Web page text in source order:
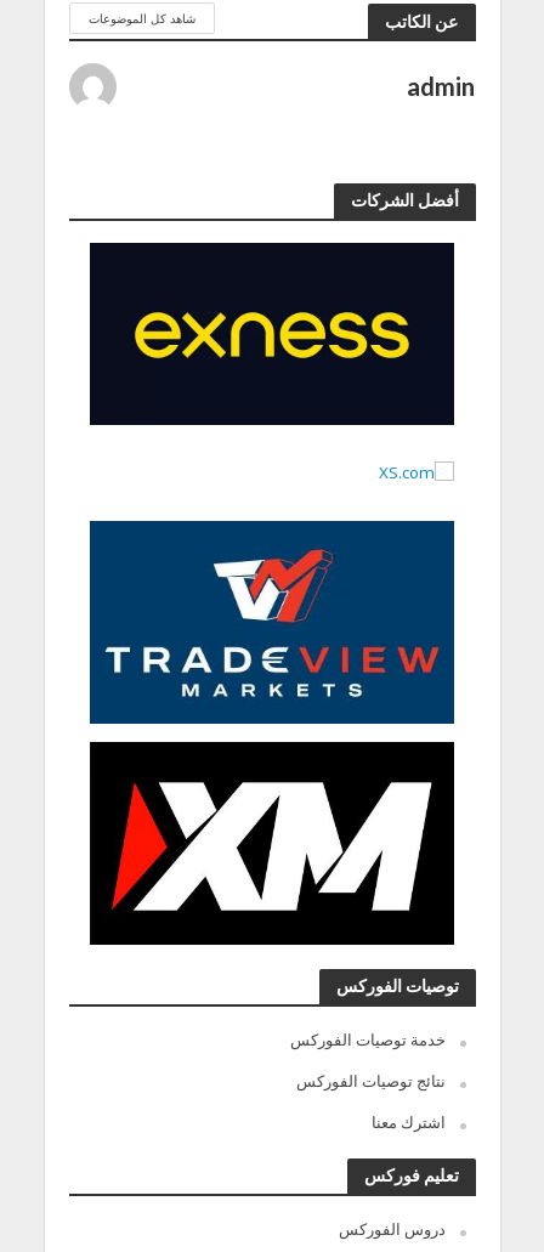
عن الكاتب شاهد كل الموضوعات
admin
أفضل الشركات
توصيات الفوركس
خدمة توصيات الفوركس
نتائج توصيات الفوركس
اشترك معنا
تعليم فوركس
دروس الفوركس